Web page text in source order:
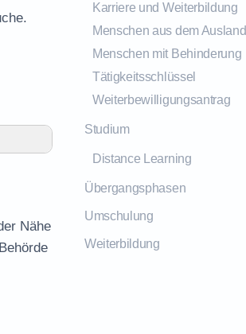
Nähe
Karriere und Weiterbildung
Menschen aus dem Ausland
Menschen mit Behinderung
Tätigkeitsschlüssel
Weiterbewilligungsantrag
Studium
Distance Learning
Übergangsphasen
Umschulung
Weiterbildung